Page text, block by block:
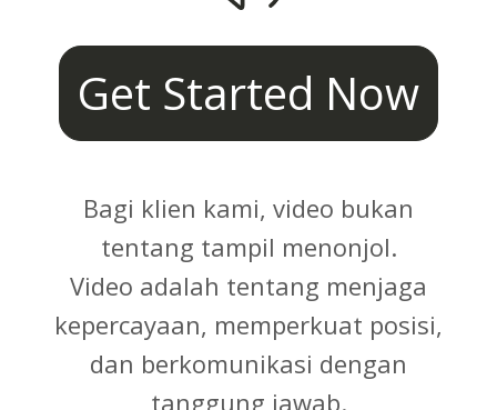
Get Started Now
Bagi klien kami, video bukan
tentang tampil menonjol.
Video adalah tentang menjaga
kepercayaan, memperkuat posisi,
dan berkomunikasi dengan
tanggung jawab.